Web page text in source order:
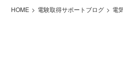
HOME 電験取得サポートブログ 電